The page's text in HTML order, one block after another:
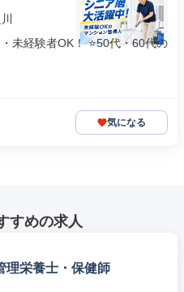
未経験者OK！ ⭐50代・60代の
気になる
すめの求人
理栄養士・保健師